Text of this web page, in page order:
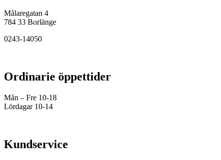
Målaregatan 4
784 33 Borlänge
0243-14050
Ordinarie öppettider
Mån – Fre 10-18
Lördagar 10-14
Kundservice